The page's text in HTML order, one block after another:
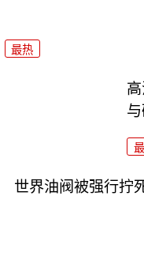
最热
世界油阀被强行拧